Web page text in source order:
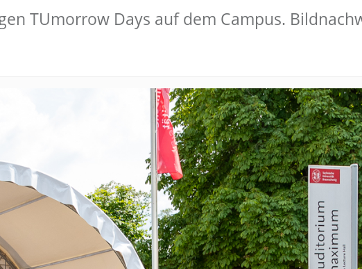
TUmorrow Days auf dem Campus.